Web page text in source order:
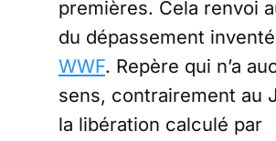
premières. Cela renvoi
du dépassement
WWF. Repère qui n’a
sens, contrairement au
la libération calculé par